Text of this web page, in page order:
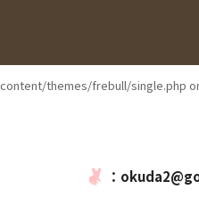
themes/frebull/single.php
public_html/page/wp-
/home/koedo/frebull.jp/
：